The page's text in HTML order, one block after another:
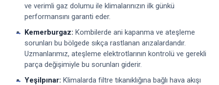
ve verimli gaz dolumu ile klimalarınızın ilk günkü
performansını garanti eder.
Kemerburgaz: Kombilerde ani kapanma ve ateşleme
sorunları bu bölgede sıkça rastlanan arızalardandır.
Uzmanlarımız, ateşleme elektrotlarının kontrolü ve gerekli
parça değişimiyle bu sorunları giderir.
Yeşilpınar: Klimalarda filtre tıkanıklığına bağlı hava akışı